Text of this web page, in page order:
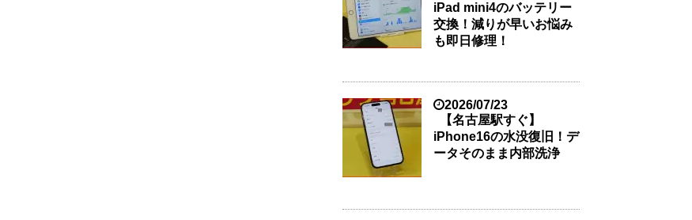
iPad mini4のバッテリー
交換！減りが早いお悩み
も即日修理！
2026/07/23
【名古屋駅すぐ】
iPhone16の水没復旧！デ
ータそのまま内部洗浄